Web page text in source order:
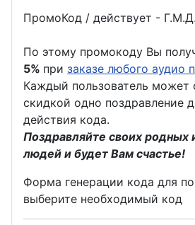
ПромоКод / действует - Г.М.Д.
По этому промокоду Вы
5% при заказе любого аудио
Каждый пользователь может
скидкой одно поздравление
действия кода.
Поздравляйте своих родных
людей и будет Вам счастье!
Форма генерации кода для
выберите необходимый код